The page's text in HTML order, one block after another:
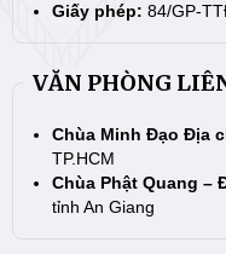
Giấy phép: 84/GP-
VĂN PHÒNG
Chùa Minh Đạo Địa
TP.HCM
Chùa Phật Quang –
tỉnh An Giang